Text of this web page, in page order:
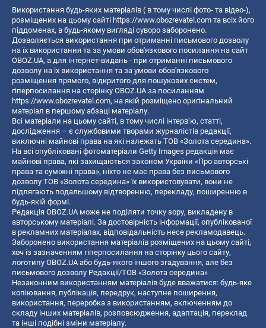
Використання будь-яких матеріалів ( в тому числі фото- та відео-),
розміщених на цьому сайті https://www.obozrevatel.com та всіх його
піддоменах, в будь-якому вигляді суворо заборонено.
Дозволяється використання при отриманні письмового дозволу
на їх використання та за умови обов'язкового посилання на сайт
OBOZ.UA, а для інтернет-видань - при отриманні письмового
дозволу на їх використання та за умови обов'язкового
розміщення прямого, відкритого для пошукових систем,
гіперпосилання на сторінку OBOZ.UA за посиланням
https://www.obozrevatel.com, на якій розміщено оригінальний
матеріал в першому абзаці матеріалу.
Всі матеріали на цьому сайті, в тому числі інтерв’ю, статті,
дослідження – є службовими творами журналістів редакції,
виключні майнові права на які належать ТОВ «Золота середина».
На всі опубліковані фотоматеріали Getty Images редакція має
майнові права, які захищаються законом України «Про авторські
права та суміжні права», ніхто не має права без письмового
дозволу ТОВ «Золота середина» їх використовувати, вони не
підлягають подальшому відтворенню, перекладу, поширенню в
будь-якій формі.
Редакція OBOZ.UA може не поділяти точку зору, викладену в
авторському матеріалі. За достовірність інформації, опублікованої
в рекламних матеріалах, відповідальність несе рекламодавець.
Заборонено використання матеріалів розміщених на цьому сайті,
хоч із зазначенням гіперпосилання на сторінку цього сайту,
логотипу OBOZ.UA або будь-якого іншого згадування, але без
письмового дозволу Редакції/ТОВ «Золота середина»
Незаконним використанням матеріалів буде вважатися: будь-яке
копiювання, публiкацiя, передрук, наступне поширення,
використання, переробка з використанням, включенням до
складу інших матеріалів, розповсюдження, адаптація, переклад
та інші подібні зміни матеріалу.